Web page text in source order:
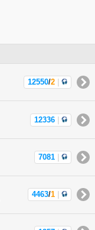
12550/2
12336
7081
4463/1